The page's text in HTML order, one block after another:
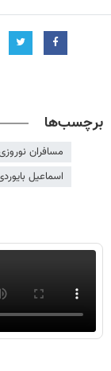
برچسب‌ها
مسافران
اسماعیل